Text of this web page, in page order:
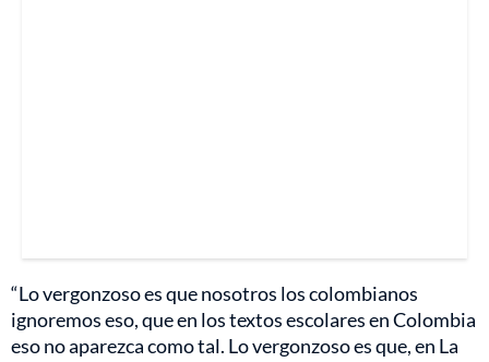
“Lo vergonzoso es que nosotros los colombianos
ignoremos eso, que en los textos escolares en Colombia
eso no aparezca como tal. Lo vergonzoso es que, en La